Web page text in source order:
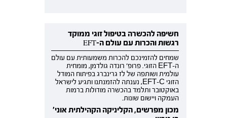
חשיפה להכשרה בטיפול זוגי ממוקד
רגשות והכרות עם עולם ה-EFT
שמחים להזמינכם להכרות משמעותית עם עולם
ה-EFT הזוגי. פרופ' רונדה גולדמן, מומחית
עולמית ושותפה של לז גרינברג בפיתוח המודל
הזוגי EFT-C, נענתה להזמנתנו ותגיע לישראל
באוקטובר ותלמד בהכשרה מודולות ברמות
העמקה ויישום שונות.
מכון מפרשים, הקליניקה הקהילתית אוני'